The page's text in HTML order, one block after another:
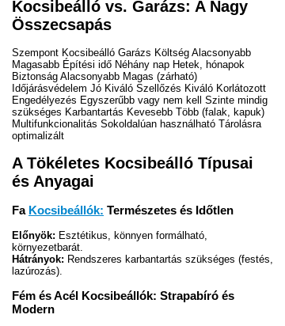
Kocsibeálló vs. Garázs: A Nagy
Összecsapás
Szempont Kocsibeálló Garázs Költség Alacsonyabb
Magasabb Építési idő Néhány nap Hetek, hónapok
Biztonság Alacsonyabb Magas (zárható)
Időjárásvédelem Jó Kiváló Szellőzés Kiváló Korlátozott
Engedélyezés Egyszerűbb vagy nem kell Szinte mindig
szükséges Karbantartás Kevesebb Több (falak, kapuk)
Multifunkcionalitás Sokoldalúan használható Tárolásra
optimalizált
A Tökéletes Kocsibeálló Típusai
és Anyagai
Fa Kocsibeállók: Természetes és Időtlen
Előnyök: Esztétikus, könnyen formálható,
környezetbarát.
Hátrányok: Rendszeres karbantartás szükséges (festés,
lazúrozás).
Fém és Acél Kocsibeállók: Strapabíró és
Modern